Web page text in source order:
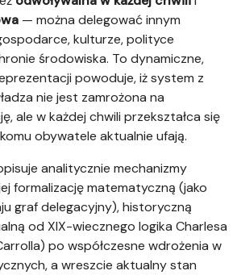
— można delegować innym
kulturze, polityce
środowiska. To dynamiczne,
powoduje, iż system z
nie jest zamrożona na
ale w każdej chwili przekształca się
obywatele aktualnie ufają.
analitycznie mechanizmy
formalizację matematyczną (jako
graf delegacyjny), historyczną
od XIX-wiecznego logika Charlesa
po współczesne wdrożenia w
a wreszcie aktualny stan